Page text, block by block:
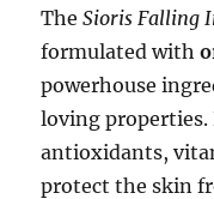
TheSioris Falling
formulated with
powerhouse
loving properties.
antioxidants,
protect the skin